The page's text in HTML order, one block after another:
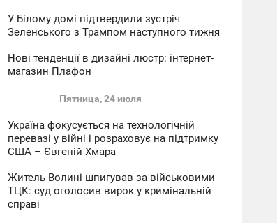
У Білому домі підтвердили зустріч
Зеленського з Трампом наступного тижня
Нові тенденції в дизайні люстр: інтернет-
магазин Плафон
Пятница, 24 июля
Україна фокусується на технологічній
перевазі у війні і розраховує на підтримку
США – Євгеній Хмара
Житель Волині шпигував за військовими
ТЦК: суд оголосив вирок у кримінальній
справі